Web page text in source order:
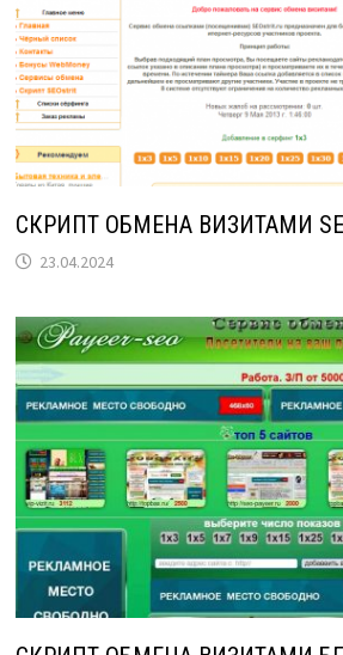
СКРИПТ ОБМЕНА ВИЗИТАМИ
23.04.2024